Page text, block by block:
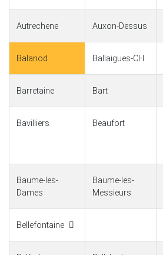
Autrechene Auxon-Dessus
Balanod Ballaigues-CH
Barretaine Bart
Bavilliers Beaufort
Baume-les-
Dames
Baume-les-
Messieurs
Bellefontaine